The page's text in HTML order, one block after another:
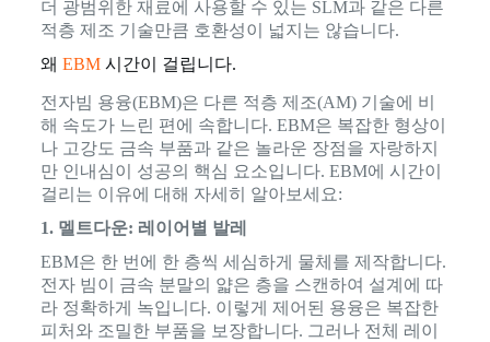
더 광범위한 재료에 사용할 수 있는 SLM과 같은 다른
적층 제조 기술만큼 호환성이 넓지는 않습니다.
왜 EBM시간이 걸립니다.
전자빔 용융(EBM)은 다른 적층 제조(AM) 기술에 비
해 속도가 느린 편에 속합니다. EBM은 복잡한 형상이
나 고강도 금속 부품과 같은 놀라운 장점을 자랑하지
만 인내심이 성공의 핵심 요소입니다. EBM에 시간이
걸리는 이유에 대해 자세히 알아보세요:
1. 멜트다운: 레이어별 발레
EBM은 한 번에 한 층씩 세심하게 물체를 제작합니다.
전자 빔이 금속 분말의 얇은 층을 스캔하여 설계에 따
라 정확하게 녹입니다. 이렇게 제어된 용융은 복잡한
피처와 조밀한 부품을 보장합니다. 그러나 전체 레이